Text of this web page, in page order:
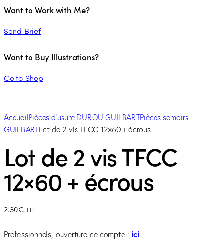
Want to Work with Me?
Send Brief
Want to Buy Illustrations?
Go to Shop
AccueilPièces d'usure DUROU GUILBARTPièces semoirs
GUILBARTLot de 2 vis TFCC 12×60 + écrous
Lot de 2 vis TFCC
12×60 + écrous
2.30€ HT
Professionnels, ouverture de compte : ici